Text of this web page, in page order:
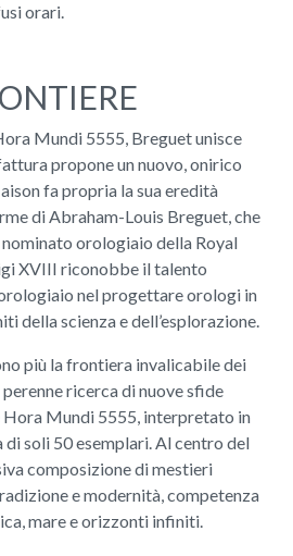
orari.
Mundi 5555, Breguet unisce
propone un nuovo, onirico
fa propria la sua eredità
di Abraham-Louis Breguet, che
orologiaio della Royal
XVIII riconobbe il talento
nel progettare orologi in
della scienza e dell’esplorazione.
più la frontiera invalicabile dei
ricerca di nuove sfide
Hora Mundi 5555, interpretato in
soli 50 esemplari. Al centro del
composizione di mestieri
e modernità, competenza
mare e orizzonti infiniti.